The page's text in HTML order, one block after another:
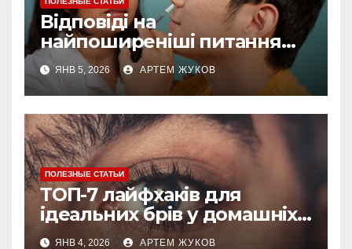
Відповіді на
найпоширеніші питання
про догляд за губами
ЯНВ 5, 2026 АРТЕМ ЖУКОВ
ПОЛЕЗНЫЕ СТАТЬИ
ТОП-7 лайфхаків для
ідеальних брів у домашніх
умовах
ЯНВ 4, 2026 АРТЕМ ЖУКОВ